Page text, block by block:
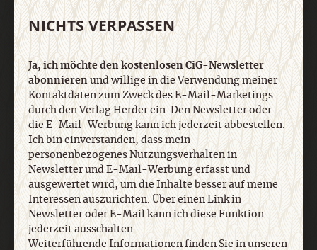
Newsletter und E-Mail-Werbung erfasst und
ausgewertet wird, um die Inhalte besser auf meine
Interessen auszurichten. Über einen Link in
Newsletter oder E-Mail kann ich diese Funktion
jederzeit ausschalten. Weiterführende
Informationen finden Sie in unseren
Datenschutzhinweisen.
E-Mail
NICHTS VERPASSEN
Ja, ich möchte den kostenlosen CiG-Newsletter
abonnierenund willige in die Verwendung meiner
Kontaktdaten zum Zweck des E-Mail-Marketings
durch den Verlag Herder ein. Den Newsletter oder
die E-Mail-Werbung kann ich jederzeit abbestellen.
Ich bin einverstanden, dass mein
personenbezogenes Nutzungsverhalten in
Newsletter und E-Mail-Werbung erfasst und
ausgewertet wird, um die Inhalte besser auf meine
Interessen auszurichten. Über einen Link in
Newsletter oder E-Mail kann ich diese Funktion
jederzeit ausschalten.
Weiterführende Informationen finden Sie in unseren